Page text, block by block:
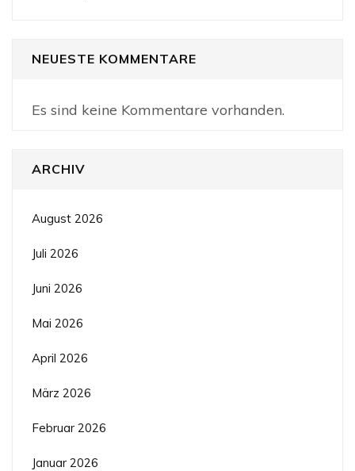
NEUESTE KOMMENTARE
Es sind keine Kommentare vorhanden.
ARCHIV
August 2026
Juli 2026
Juni 2026
Mai 2026
April 2026
März 2026
Februar 2026
Januar 2026